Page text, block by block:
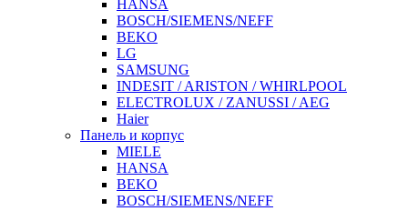
HANSA
BOSCH/SIEMENS/NEFF
BEKO
LG
SAMSUNG
INDESIT / ARISTON / WHIRLPOOL
ELECTROLUX / ZANUSSI / AEG
Haier
Панель и корпус
MIELE
HANSA
BEKO
BOSCH/SIEMENS/NEFF